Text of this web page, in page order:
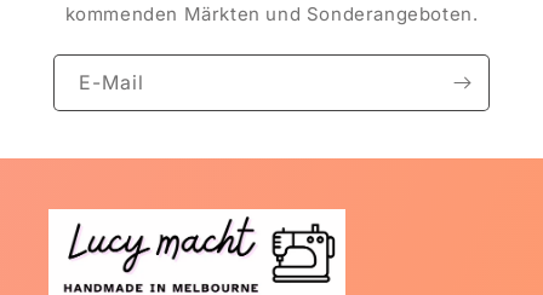
kommenden Märkten und Sonderangeboten.
E-Mail